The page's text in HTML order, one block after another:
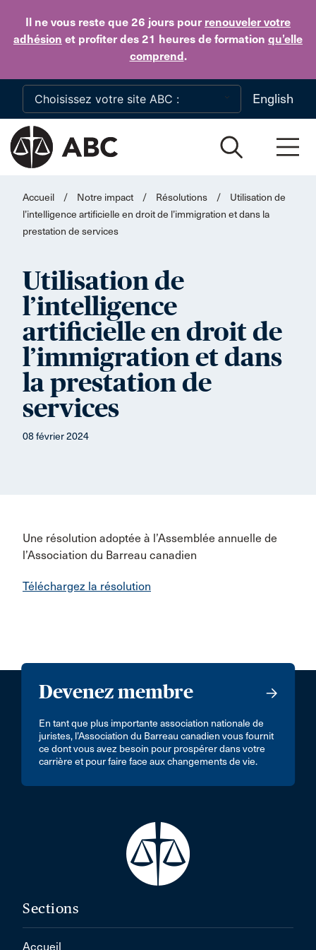
Il ne vous reste que 26 jours pour renouveler votre
adhésion et profiter des 21 heures de formation qu’elle
comprend.
Skip to main content
English
Accueil / Notre impact / Résolutions /
Utilisation de
l’intelligence artificielle en droit de l’immigration et dans la
prestation de services
Utilisation de
l’intelligence
artificielle en droit de
l’immigration et dans
la prestation de
services
08 février 2024
Une résolution adoptée à l’Assemblée annuelle de
l’Association du Barreau canadien
Téléchargez la résolution
Devenez membre
En tant que plus importante association nationale de
juristes, l’Association du Barreau canadien vous fournit
ce dont vous avez besoin pour prospérer dans votre
carrière et pour faire face aux changements de vie.
Sections
Accueil